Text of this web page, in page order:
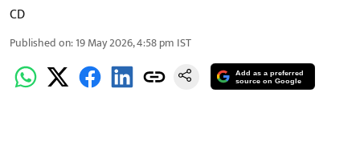
CD
Published on:19 May 2026, 4:58 pm IST
Add as a preferred
source on Google